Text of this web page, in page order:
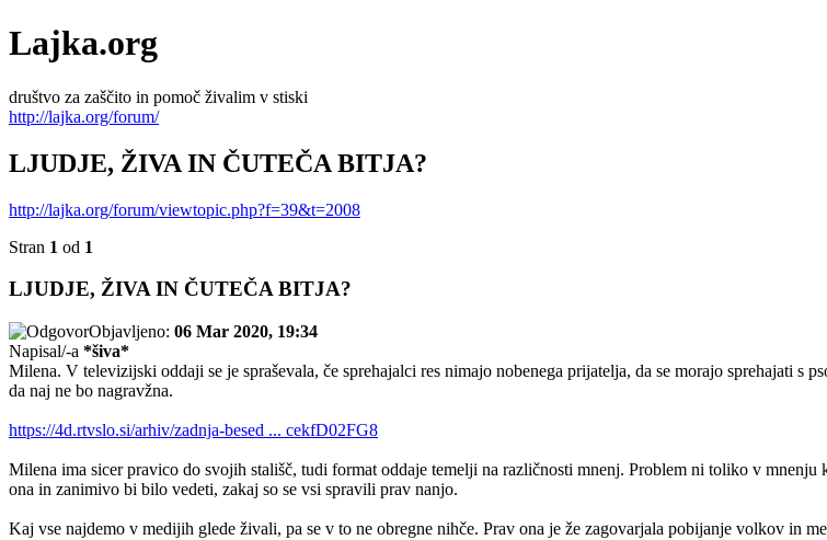
Lajka.org
društvo za zaščito in pomoč živalim v stiski
http://lajka.org/forum/
LJUDJE, ŽIVA IN ČUTEČA BITJA?
http://lajka.org/forum/viewtopic.php?f=39&t=2008
Stran 1 od 1
LJUDJE, ŽIVA IN ČUTEČA BITJA?
Objavljeno: 06 Mar 2020, 19:34
Napisal/-a *šiva*
Milena. V televizijski oddaji se je spraševala, če sprehajalci res nimajo nobenega prijatelja, da se morajo sprehajati
da naj ne bo nagravžna.
https://4d.rtvslo.si/arhiv/zadnja-besed ... cekfD02FG8
Milena ima sicer pravico do svojih stališč, tudi format oddaje temelji na različnosti mnenj. Problem ni toliko v
ona in zanimivo bi bilo vedeti, zakaj so se vsi spravili prav nanjo.
Kaj vse najdemo v medijih glede živali, pa se v to ne obregne nihče. Prav ona je že zagovarjala pobijanje volkov in